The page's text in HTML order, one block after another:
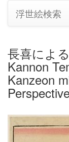
浮世絵検索
長喜によ
Kannon
Kanzeon